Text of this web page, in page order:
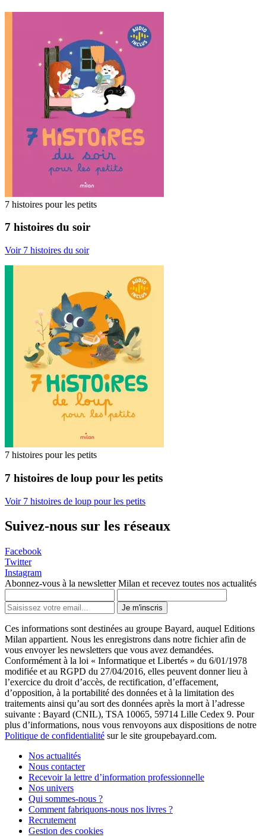
7 histoires pour les petits
7 histoires du soir
Voir 7 histoires du soir
7 histoires pour les petits
7 histoires de loup pour les petits
Voir 7 histoires de loup pour les petits
Suivez-nous sur les réseaux
Facebook
Twitter
Instagram
Abonnez-vous à la newsletter Milan et recevez toutes nos actualités
Je m'inscris
Ces informations sont destinées au groupe Bayard, auquel Editions
Milan appartient. Nous les enregistrons dans notre fichier afin de
vous envoyer les newsletters que vous avez demandées.
Conformément à la loi « Informatique et Libertés » du 6/01/1978
modifiée et au RGPD du 27/04/2016, elles peuvent donner lieu à
l’exercice du droit d’accès, de rectification, d’effacement,
d’opposition, à la portabilité des données et à la limitation des
traitements ainsi qu’au sort des données après la mort à l’adresse
suivante : Bayard (CNIL), TSA 10065, 59714 Lille Cedex 9. Pour
plus d’informations, nous vous renvoyons aux dispositions de notre
Politique de confidentialité sur le site groupebayard.com.
Nos actualités
Nous contacter
Recevoir la lettre d’information professionnelle
Nos univers
Qui sommes-nous ?
Comment fabriquons-nous nos livres ?
Recrutement
Gestion des cookies